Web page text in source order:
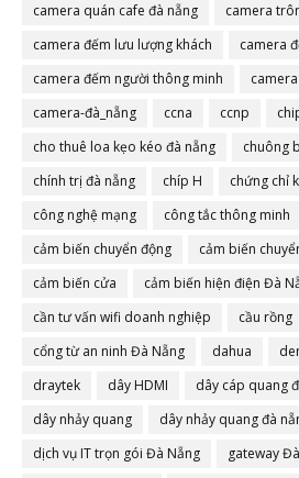
camera quán cafe đà nẵng
camera
camera đếm lưu lượng khách
camera
camera đếm người thông minh
camera-đà_nẵng
ccna ccnp
cho thuê loa kẹo kéo đà nẵng
chuông
chính trị đà nẵng
chíp H chứng chỉ
công nghệ mạng
công tắc thông minh
cảm biến chuyển động
cảm biến
cảm biến cửa
cảm biến hiện điện Đà
cần tư vấn wifi doanh nghiệp
cầu rồng
cổng từ an ninh Đà Nẵng
dahua
draytek
dây HDMI
dây cáp quang
dây nhảy quang
dây nhảy quang đà
dịch vụ IT trọn gói Đà Nẵng
gateway